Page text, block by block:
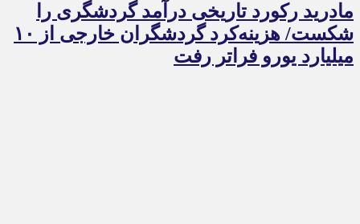
مادرید رکورد تاریخی درآمد گردشگری را
شکست/ هزینه‌کرد گردشگران خارجی از ۱۰
میلیارد یورو فراتر رفت